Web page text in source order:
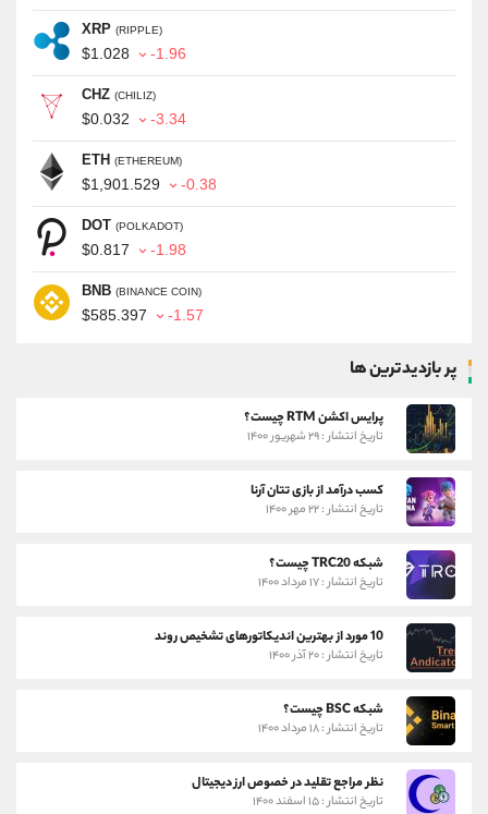
XRP (RIPPLE)
$1.028 -1.96
CHZ (CHILIZ)
$0.032 -3.34
ETH (ETHEREUM)
$1,901.529 -0.38
DOT (POLKADOT)
$0.817 -1.98
BNB (BINANCE COIN)
$585.397 -1.57
پر بازدیدترین ها
پرایس اکشن RTM چیست؟
تاریخ انتشار : ۲۹ شهریور ۱۴۰۰
کسب درآمد از بازی تتان آرنا
تاریخ انتشار : ۲۲ مهر ۱۴۰۰
شبکه TRC20 چیست؟
تاریخ انتشار : ۱۷ مرداد ۱۴۰۰
10 مورد از بهترین اندیکاتورهای تشخیص روند
تاریخ انتشار : ۲۰ آذر ۱۴۰۰
شبکه BSC چیست؟
تاریخ انتشار : ۱۸ مرداد ۱۴۰۰
نظر مراجع تقلید در خصوص ارز دیجیتال
تاریخ انتشار : ۱۵ اسفند ۱۴۰۰